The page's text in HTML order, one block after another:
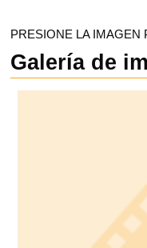
PRESIONE LA IMAGEN
Galería de